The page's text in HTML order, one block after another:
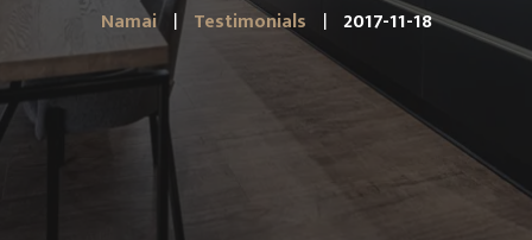
Namai Testimonials 2017-11-18